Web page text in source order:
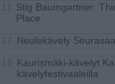
Stig Baumgartner:
Place
Neulekävely
Kaurismäki-kävelyt
kävelyfestivaaleilla